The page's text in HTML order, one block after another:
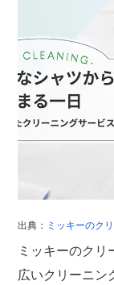
出典： ミッキーのク
ミッキーのクリ
広いクリーニン